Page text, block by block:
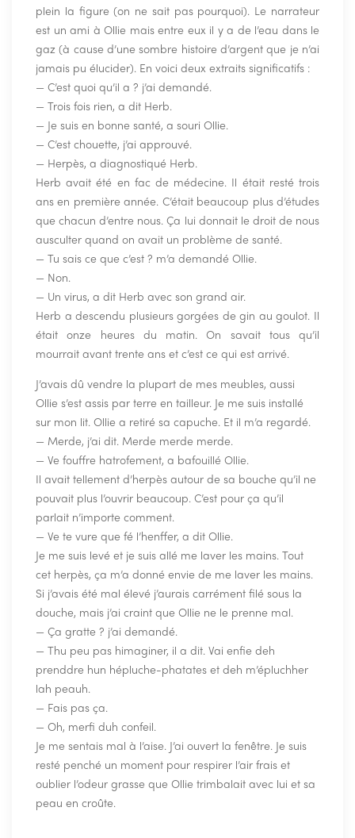
plein la figure (on ne sait pas pourquoi). Le narrateur
est un ami à Ollie mais entre eux il y a de l’eau dans le
gaz (à cause d’une sombre histoire d’argent que je n’ai
jamais pu élucider). En voici deux extraits significatifs :
— C’est quoi qu’il a ? j’ai demandé.
— Trois fois rien, a dit Herb.
— Je suis en bonne santé, a souri Ollie.
— C’est chouette, j’ai approuvé.
— Herpès, a diagnostiqué Herb.
Herb avait été en fac de médecine. Il était resté trois
ans en première année. C’était beaucoup plus d’études
que chacun d’entre nous. Ça lui donnait le droit de nous
ausculter quand on avait un problème de santé.
— Tu sais ce que c’est ? m’a demandé Ollie.
— Non.
— Un virus, a dit Herb avec son grand air.
Herb a descendu plusieurs gorgées de gin au goulot. Il
était onze heures du matin. On savait tous qu’il
mourrait avant trente ans et c’est ce qui est arrivé.
J’avais dû vendre la plupart de mes meubles, aussi
Ollie s’est assis par terre en tailleur. Je me suis installé
sur mon lit. Ollie a retiré sa capuche. Et il m’a regardé.
— Merde, j’ai dit. Merde merde merde.
— Ve fouffre hatrofement, a bafouillé Ollie.
Il avait tellement d’herpès autour de sa bouche qu’il ne
pouvait plus l’ouvrir beaucoup. C’est pour ça qu’il
parlait n’importe comment.
— Ve te vure que fé l’henffer, a dit Ollie.
Je me suis levé et je suis allé me laver les mains. Tout
cet herpès, ça m’a donné envie de me laver les mains.
Si j’avais été mal élevé j’aurais carrément filé sous la
douche, mais j’ai craint que Ollie ne le prenne mal.
— Ça gratte ? j’ai demandé.
— Thu peu pas himaginer, il a dit. Vai enfie deh
prenddre hun hépluche-phatates et deh m’épluchher
lah peauh.
— Fais pas ça.
— Oh, merfi duh confeil.
Je me sentais mal à l’aise. J’ai ouvert la fenêtre. Je suis
resté penché un moment pour respirer l’air frais et
oublier l’odeur grasse que Ollie trimbalait avec lui et sa
peau en croûte.